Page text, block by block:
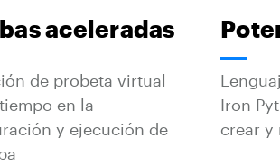
aceleradas
de probeta virtual
en la
y ejecución de
Iron
crear y